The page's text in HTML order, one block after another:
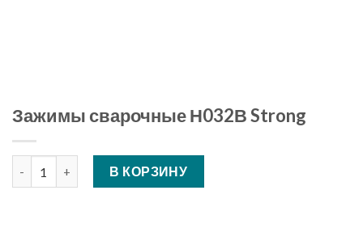
Зажимы сварочные Н032В Strong
Количество Зажимы сварочные Н032В Strong
В КОРЗИНУ